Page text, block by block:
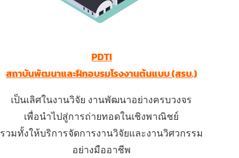
PDTI
สถาบันพัฒนาและฝึกอบรมโรงงานต้นแบบ (สรบ.)
เป็นเลิศในงานวิจัย งานพัฒนาอย่างครบวงจร
เพื่อนำไปสู่การถ่ายทอดในเชิงพาณิชย์
รวมทั้งให้บริการจัดการงานวิจัยและงานวิศวกรรม
อย่างมืออาชีพ